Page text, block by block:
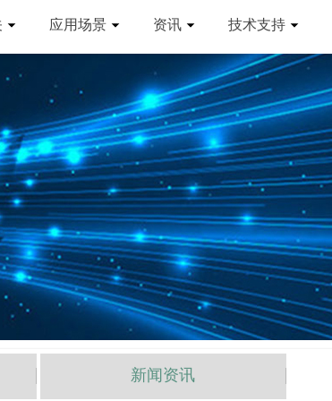
技术支持
资讯
应用场景
新闻资讯